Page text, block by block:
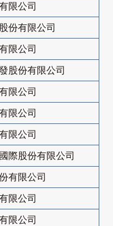
限公司
份有限公司
限公司
股份有限公司
限公司
限公司
限公司
際股份有限公司
有限公司
限公司
限公司